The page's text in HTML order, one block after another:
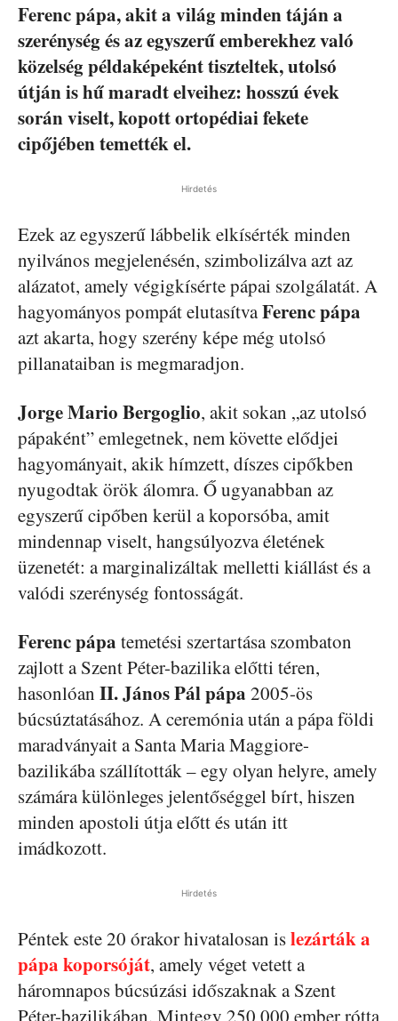
Ferenc pápa, akit a világ minden táján a
szerénység és az egyszerű emberekhez való
közelség példaképeként tiszteltek, utolsó
útján is hű maradt elveihez: hosszú évek
során viselt, kopott ortopédiai fekete
cipőjében temették el.
Hirdetés
Ezek az egyszerű lábbelik elkísérték minden
nyilvános megjelenésén, szimbolizálva azt az
alázatot, amely végigkísérte pápai szolgálatát. A
hagyományos pompát elutasítvaFerenc pápa
azt akarta, hogy szerény képe még utolsó
pillanataiban is megmaradjon.
Jorge Mario Bergoglio, akit sokan „az utolsó
pápaként” emlegetnek, nem követte elődjei
hagyományait, akik hímzett, díszes cipőkben
nyugodtak örök álomra. Ő ugyanabban az
egyszerű cipőben kerül a koporsóba, amit
mindennap viselt, hangsúlyozva életének
üzenetét: a marginalizáltak melletti kiállást és a
valódi szerénység fontosságát.
Ferenc pápa temetési szertartása szombaton
zajlott a Szent Péter-bazilika előtti téren,
hasonlóan II. János Pál pápa 2005-ös
búcsúztatásához. A ceremónia után a pápa földi
maradványait a Santa Maria Maggiore-
bazilikába szállították – egy olyan helyre, amely
számára különleges jelentőséggel bírt, hiszen
minden apostoli útja előtt és után itt
imádkozott.
Hirdetés
Péntek este 20 órakor hivatalosan islezárták a
pápa koporsóját, amely véget vetett a
háromnapos búcsúzási időszaknak a Szent